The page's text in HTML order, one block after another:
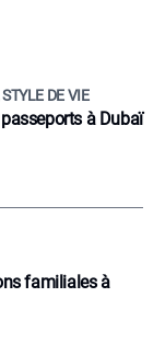
DE VIE
à Dubaï
familiales à